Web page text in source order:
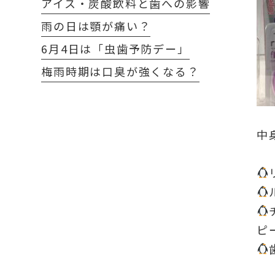
中
ピ
雨の日は顎が痛い？
6月4日は「虫歯予防デー」
梅雨時期は口臭が強くなる？